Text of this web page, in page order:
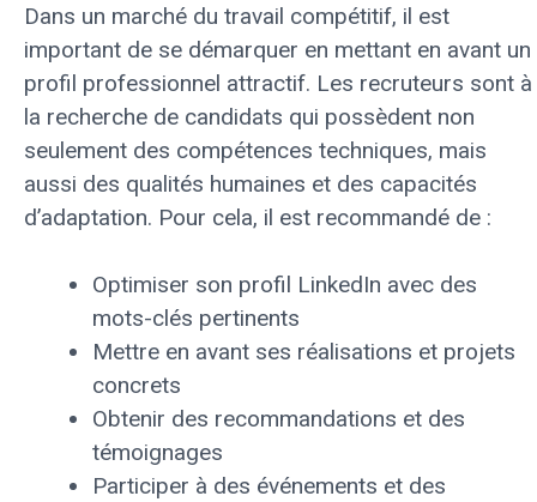
Dans un marché du travail compétitif, il est
important de se démarquer en mettant en avant un
profil professionnel attractif. Les recruteurs sont à
la recherche de candidats qui possèdent non
seulement des compétences techniques, mais
aussi des qualités humaines et des capacités
d’adaptation. Pour cela, il est recommandé de :
Optimiser son profil LinkedIn avec des
mots-clés pertinents
Mettre en avant ses réalisations et projets
concrets
Obtenir des recommandations et des
témoignages
Participer à des événements et des